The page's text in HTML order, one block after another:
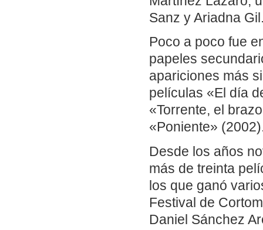
Sanz y Ariadna
Poco a poco fue
papeles
apariciones más
películas «El día
«Torrente, el
«Poniente»
Desde los años
más de treinta
los que ganó
Festival de
Daniel Sánchez